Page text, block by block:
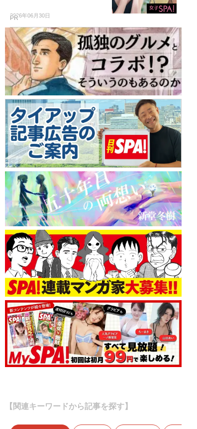
2026年06月30日
PR
【関連キーワードから記事を探す】